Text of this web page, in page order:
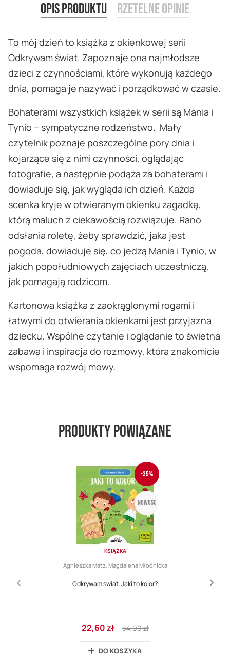
Opis produktu
To mój dzień to książka z okienkowej serii
Odkrywam świat. Zapoznaje ona najmłodsze
dzieci z czynnościami, które wykonują każdego
dnia, pomaga je nazywać i porządkować w czasie.
Bohaterami wszystkich książek w serii są Mania i
Tynio – sympatyczne rodzeństwo. Mały
czytelnik poznaje poszczególne pory dnia i
kojarzące się z nimi czynności, oglądając
fotografie, a następnie podąża za bohaterami i
dowiaduje się, jak wygląda ich dzień. Każda
scenka kryje w otwieranym okienku zagadkę,
którą maluch z ciekawością rozwiązuje. Rano
odsłania roletę, żeby sprawdzić, jaka jest
pogoda, dowiaduje się, co jedzą Mania i Tynio, w
jakich popołudniowych zajęciach uczestniczą,
jak pomagają rodzicom.
Kartonowa książka z zaokrąglonymi rogami i
łatwymi do otwierania okienkami jest przyjazna
dziecku. Wspólne czytanie i oglądanie to świetna
zabawa i inspiracja do rozmowy, która znakomicie
wspomaga rozwój mowy.
Rzetelne opinie
Produkty powiązane
-35%
Nowość
KSIĄŻKA
Agnieszka Matz, Magdalena Młodnicka
Odkrywam świat. Jaki to kolor?
Cena
promocyjna
22,60 zł
Regular
Price
34,90 zł
DO KOSZYKA